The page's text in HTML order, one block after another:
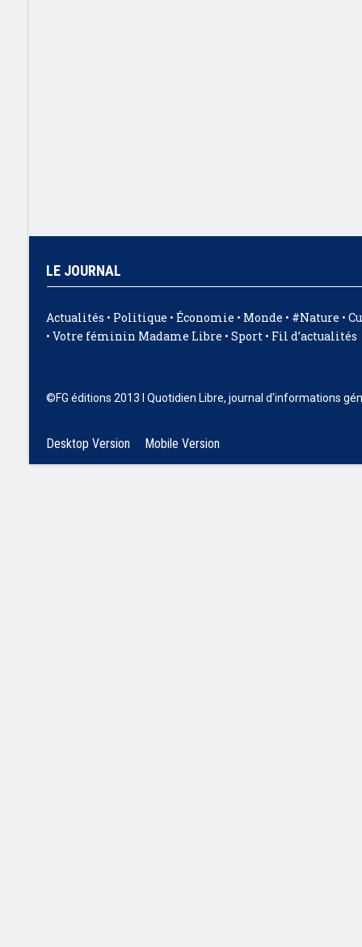
LE JOURNAL
Actualités • Politique •Économie • Monde • #Nature •
•Votre féminin Madame Libre •Sport • Fil d’actualités
©FG éditions 2013 I Quotidien Libre, journal d'informations
Desktop Version Mobile Version